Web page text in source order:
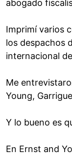
abogado
Imprimí varios
los despachos
internacional
Me
Young,
Y lo bueno es
En Ernst and